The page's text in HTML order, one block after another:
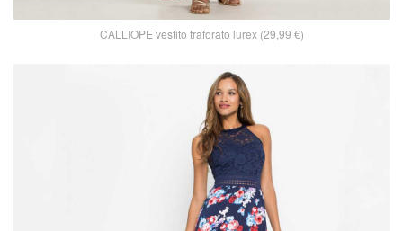
CALLIOPE vestito traforato lurex (29,99 €)